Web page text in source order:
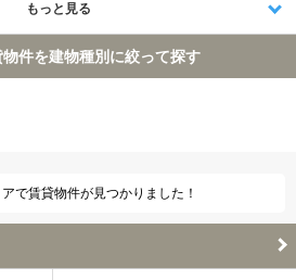
もっと見る
件を建物種別に絞って探す
で賃貸物件が見つかりました！